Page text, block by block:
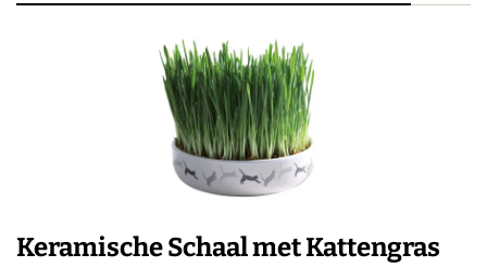
Keramische Schaal met Kattengras